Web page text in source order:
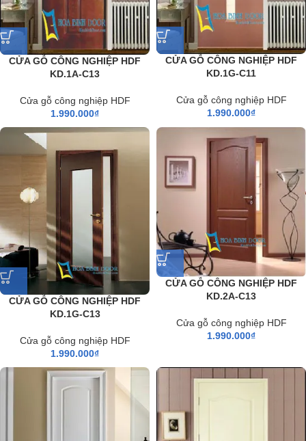
CỬA GỖ CÔNG NGHIỆP HDF
KD.1A-C13
Cửa gỗ công nghiệp HDF
1.990.000₫
CỬA GỖ CÔNG NGHIỆP HDF
KD.1G-C11
Cửa gỗ công nghiệp HDF
1.990.000₫
CỬA GỖ CÔNG NGHIỆP HDF
KD.1G-C13
Cửa gỗ công nghiệp HDF
1.990.000₫
CỬA GỖ CÔNG NGHIỆP HDF
KD.2A-C13
Cửa gỗ công nghiệp HDF
1.990.000₫